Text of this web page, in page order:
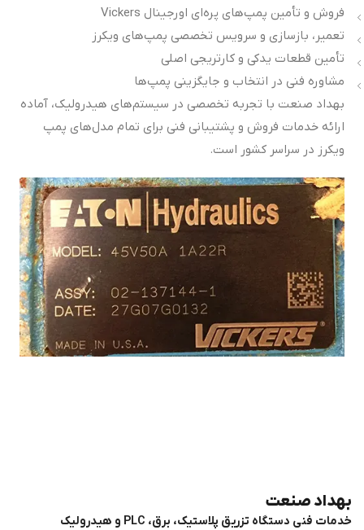
فروش و تأمین پمپ‌های پره‌ای اورجینال Vickers
تعمیر، بازسازی و سرویس تخصصی پمپ‌های ویکرز
تأمین قطعات یدکی و کارتریجی اصلی
مشاوره فنی در انتخاب و جایگزینی پمپ‌ها
بهداد صنعت با تجربه تخصصی در سیستم‌های هیدرولیک، آماده
ارائه خدمات فروش و پشتیبانی فنی برای تمام مدل‌های پمپ
ویکرز در سراسر کشور است.
بهداد صنعت
خدمات فنی دستگاه تزریق پلاستیک، برق، PLC و هیدرولیک